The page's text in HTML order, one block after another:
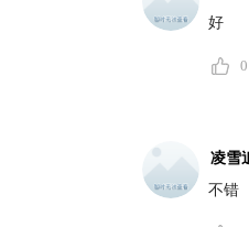
好
0
凌雪
不错